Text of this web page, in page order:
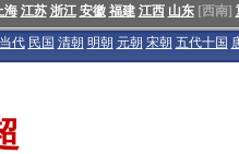
海 江苏 浙江 安徽 福建 江西 山东[西南]
当代 民国 清朝 明朝 元朝 宋朝 五代十国